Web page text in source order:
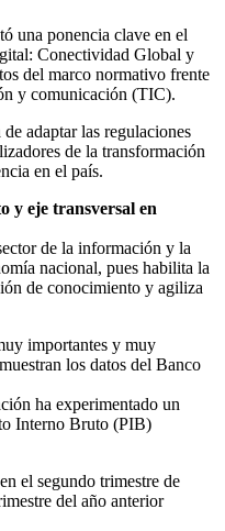
una ponencia clave en el
Conectividad Global y
del marco normativo frente
y comunicación (TIC).
adaptar las regulaciones
de la transformación
en el país.
y eje transversal en
de la información y la
nacional, pues habilita la
de conocimiento y agiliza
importantes y muy
los datos del Banco
ha experimentado un
Interno Bruto (PIB)
el segundo trimestre de
del año anterior